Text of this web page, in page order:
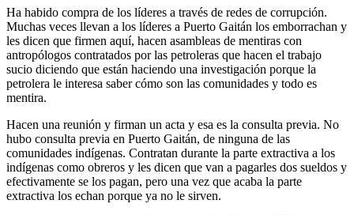
Ha habido compra de los líderes a través de redes de corrupción.
Muchas veces llevan a los líderes a Puerto Gaitán los emborrachan y
les dicen que firmen aquí, hacen asambleas de mentiras con
antropólogos contratados por las petroleras que hacen el trabajo
sucio diciendo que están haciendo una investigación porque la
petrolera le interesa saber cómo son las comunidades y todo es
mentira.
Hacen una reunión y firman un acta y esa es la consulta previa. No
hubo consulta previa en Puerto Gaitán, de ninguna de las
comunidades indígenas. Contratan durante la parte extractiva a los
indígenas como obreros y les dicen que van a pagarles dos sueldos y
efectivamente se los pagan, pero una vez que acaba la parte
extractiva los echan porque ya no le sirven.